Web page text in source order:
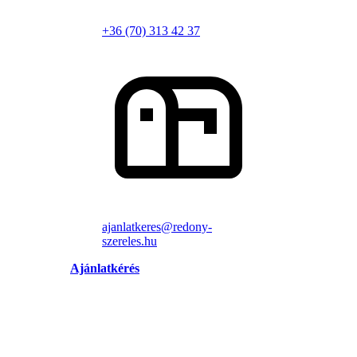
+36 (70) 313 42 37
ajanlatkeres@redony-
szereles.hu
Ajánlatkérés